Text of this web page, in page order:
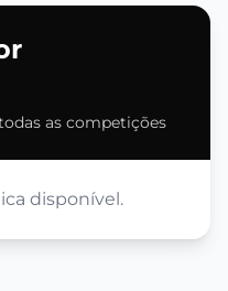
as competições
disponível.